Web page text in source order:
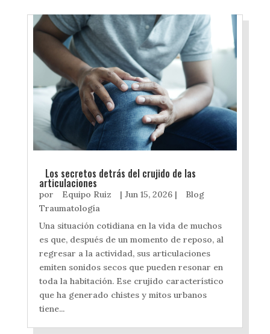
Los secretos detrás del crujido de las
articulaciones
por Equipo Ruiz | Jun 15, 2026|
Blog
Traumatología
Una situación cotidiana en la vida de muchos
es que, después de un momento de reposo, al
regresar a la actividad, sus articulaciones
emiten sonidos secos que pueden resonar en
toda la habitación. Ese crujido característico
que ha generado chistes y mitos urbanos
tiene...